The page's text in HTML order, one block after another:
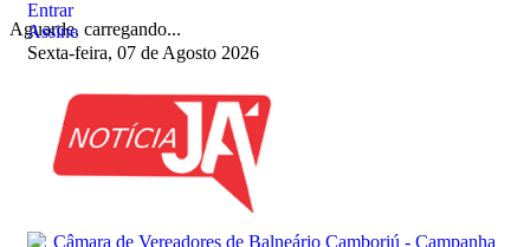
Aguarde, carregando...
Entrar
Assine
Sexta-feira, 07 de Agosto 2026